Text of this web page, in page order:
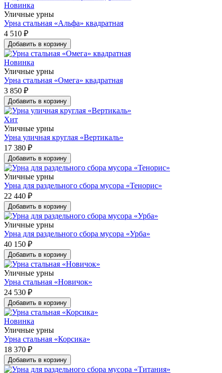
Новинка
Уличные урны
Урна стальная «Альфа» квадратная
4 510 ₽
Добавить в корзину
Новинка
Уличные урны
Урна стальная «Омега» квадратная
3 850 ₽
Добавить в корзину
Хит
Уличные урны
Урна уличная круглая «Вертикаль»
17 380 ₽
Добавить в корзину
Уличные урны
Урна для раздельного сбора мусора «Тенорис»
22 440 ₽
Добавить в корзину
Уличные урны
Урна для раздельного сбора мусора «Урба»
40 150 ₽
Добавить в корзину
Уличные урны
Урна стальная «Новичок»
24 530 ₽
Добавить в корзину
Новинка
Уличные урны
Урна стальная «Корсика»
18 370 ₽
Добавить в корзину